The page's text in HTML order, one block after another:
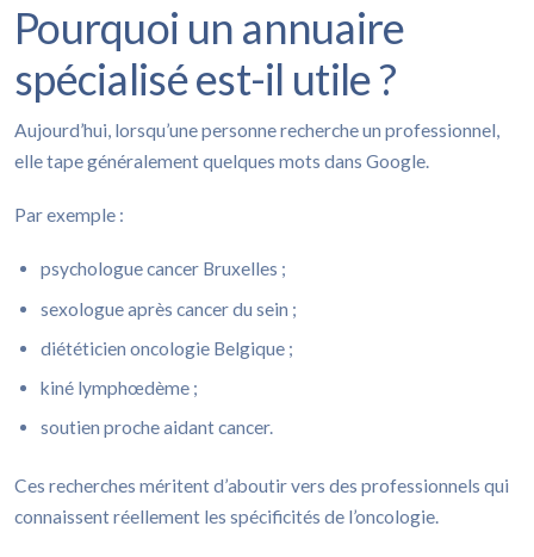
Pourquoi un annuaire
spécialisé est-il utile ?
Aujourd’hui, lorsqu’une personne recherche un professionnel,
elle tape généralement quelques mots dans Google.
Par exemple :
psychologue cancer Bruxelles ;
sexologue après cancer du sein ;
diététicien oncologie Belgique ;
kiné lymphœdème ;
soutien proche aidant cancer.
Ces recherches méritent d’aboutir vers des professionnels qui
connaissent réellement les spécificités de l’oncologie.